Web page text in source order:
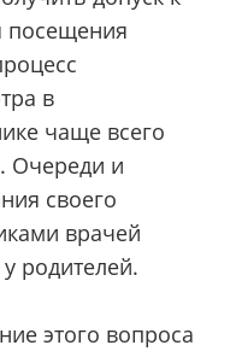
посещения
в
чаще всего
Очереди и
своего
врачей
родителей.
этого вопроса